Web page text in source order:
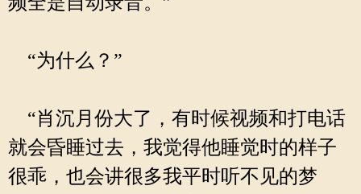
“为什么？”
“肖沉月份大了，有时候视频和打电话
就会昏睡过去，我觉得他睡觉时的样子
很乖，也会讲很多我平时听不见的梦